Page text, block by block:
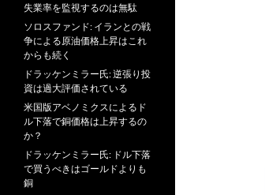
失業率を監視するのは無駄
ソロスファンド: イランとの戦
争による原油価格上昇はこれ
からも続く
ドラッケンミラー氏: 逆張り投
資は過大評価されている
米国版アベノミクスによるド
ル下落で銅価格は上昇するの
か？
ドラッケンミラー氏: ドル下落
で買うべきはゴールドよりも
銅